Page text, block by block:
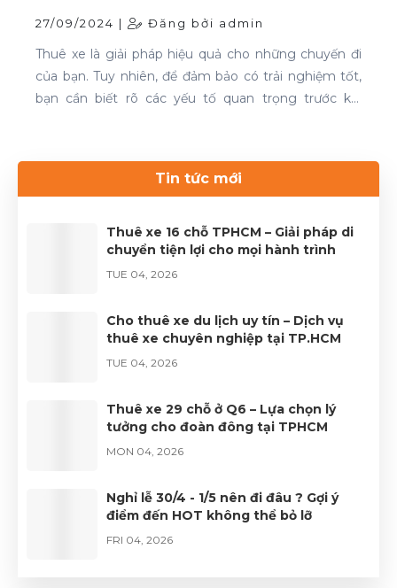
27/09/2024 | Đăng bởi admin
Thuê xe là giải pháp hiệu quả cho những chuyến đi
của bạn. Tuy nhiên, để đảm bảo có trải nghiệm tốt,
bạn cần biết rõ các yếu tố quan trọng trước khi
dịch vụ thuê xe uy tín, hãy liên hệ với Thuê xe Phong
Cảnh để được phục vụ tốt nhất.Liên hệ 0899 78
Tin tức mới
Thuê xe 16 chỗ TPHCM – Giải pháp di
chuyển tiện lợi cho mọi hành trình
TUE 04, 2026
Cho thuê xe du lịch uy tín – Dịch vụ
thuê xe chuyên nghiệp tại TP.HCM
TUE 04, 2026
Thuê xe 29 chỗ ở Q6 – Lựa chọn lý
tưởng cho đoàn đông tại TPHCM
MON 04, 2026
Nghỉ lễ 30/4 - 1/5 nên đi đâu ? Gợi ý
điểm đến HOT không thể bỏ lỡ
FRI 04, 2026